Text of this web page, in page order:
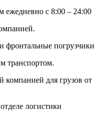
с 8:00 – 24:00
погрузчики
транспортом.
компанией для грузов от
логистики